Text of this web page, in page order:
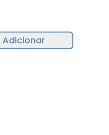
Adicionar